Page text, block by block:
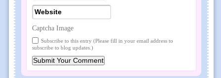
Captcha Image
Subscribe to this entry (Please fill in your email address to
subscribe to blog updates.)